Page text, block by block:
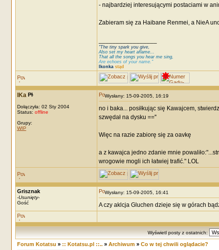
- najbardziej interesującymi postaciami w
Zabieram się za Haibane Renmei, a NieA
"The tiny spark you give,
Also set my heart aflame...
That all the songs you hear me sing,
Are echoes of your name."
Ikonka stąd
IKa
Dołączyła: 02 Sty 2004
Status: offline
Grupy:
WIP
Wysłany: 15-09-2005, 16:19
no i baka... posiłkując się Kawajcem,
szwędał na dysku ==''
Więc na razie zabiorę się za oavkę
a z kawajca jedno zdanie mnie
wrogowie mogli ich łatwiej trafić." LOL
Grisznak
-Usunięty-
Gość
Wysłany: 15-09-2005, 16:41
A czy aklcja Gluchen dzieje się w górach
Wyświetl posty z ostatnich:
Forum Kotatsu » :: Kotatsu.pl ::..» Archiwum» Co w tej chwili oglądacie?